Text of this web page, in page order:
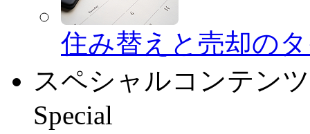
住み替えと売却の
スペシャルコンテンツ
Special